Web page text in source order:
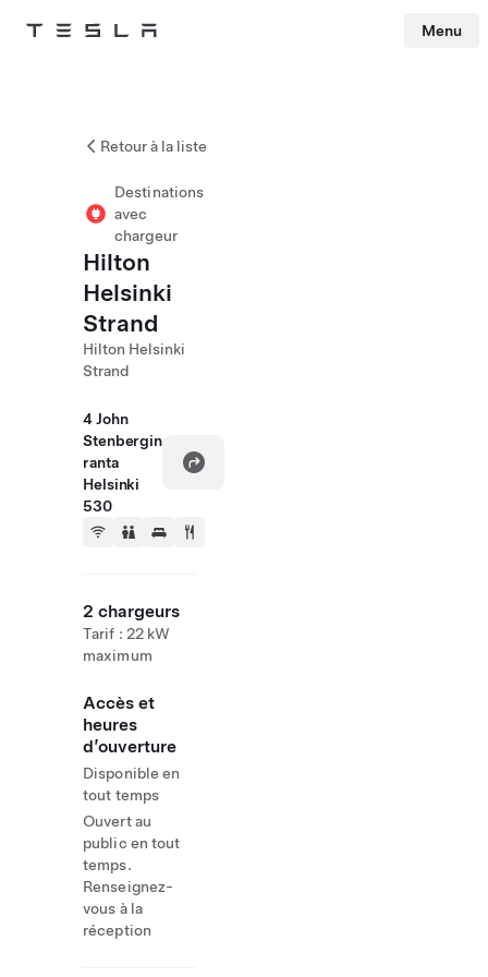
Tesla Menu
Retour à la liste
Destinations
avec
chargeur
Hilton
Helsinki
Strand
Hilton Helsinki
Strand
4 John
Stenbergin
ranta
Helsinki
530
2 chargeurs
Tarif : 22 kW
maximum
Accès et
heures
d’ouverture
Disponible en
tout temps
Ouvert au
public en tout
temps.
Renseignez-
vous à la
réception